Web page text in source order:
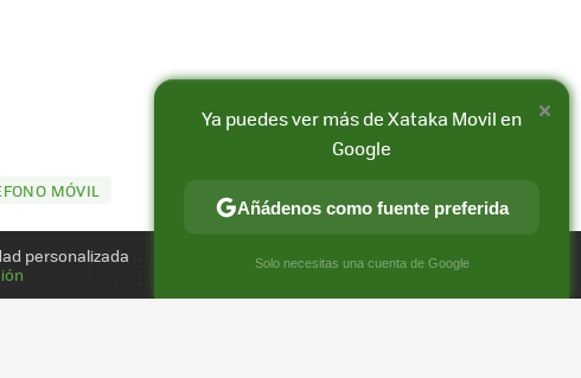
Compartir
E-
MAIL
MÓVIL
personalizada
×
Ya puedes ver más de Xataka Movil en
Google
Añádenos como fuente preferida
Solo necesitas una cuenta de Google